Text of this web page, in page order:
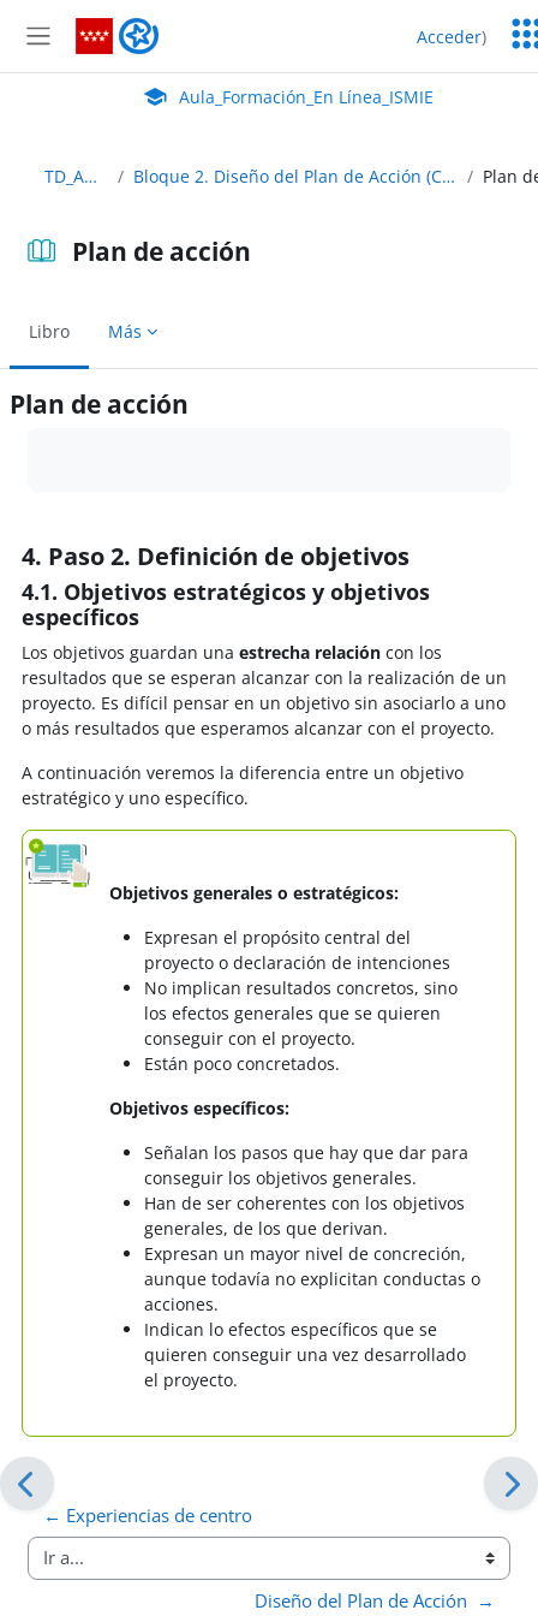
Panel lateral
Aula_Formación_En Línea_ISMIE Acceder)
Aula Virtual de EducaMadrid:
Aula_Formación_En Línea_ISMIE
TD_Abierto Bloque 2. Diseño del Plan de Acción (Cómo hacer SELFIE)
Plan de acción
Libro Más
Plan de acción
4. Paso 2. Definición de objetivos
4.1. Objetivos estratégicos y objetivos
específicos
Los objetivos guardan una estrecha relación con los
resultados que se esperan alcanzar con la realización de un
proyecto. Es difícil pensar en un objetivo sin asociarlo a uno
o más resultados que esperamos alcanzar con el proyecto.
A continuación veremos la diferencia entre un objetivo
estratégico y uno específico.
Objetivos generales o estratégicos:
Expresan el propósito central del
proyecto o declaración de intenciones
No implican resultados concretos, sino
los efectos generales que se quieren
conseguir con el proyecto.
Están poco concretados.
Objetivos específicos:
Señalan los pasos que hay que dar para
conseguir los objetivos generales.
Han de ser coherentes con los objetivos
generales, de los que derivan.
Expresan un mayor nivel de concreción,
aunque todavía no explicitan conductas o
acciones.
Indican lo efectos específicos que se
quieren conseguir una vez desarrollado
el proyecto.
← Experiencias de centro
Ir a...
Diseño del Plan de Acción  →